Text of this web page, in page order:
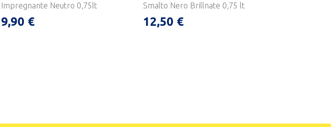
Impregnante Neutro 0,75lt
9,90 €
Smalto Nero Brillnate 0,75 lt
12,50 €